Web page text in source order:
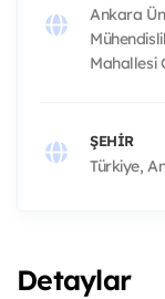
Ankara
Mahallesi
ŞEHIR
Türkiye,
Detaylar